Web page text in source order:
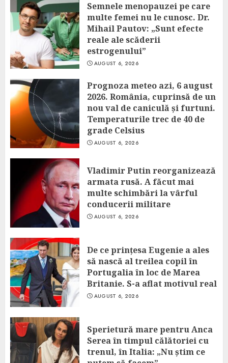
Semnele menopauzei pe care
multe femei nu le cunosc. Dr.
Mihail Pautov: „Sunt efecte
reale ale scăderii
estrogenului”
AUGUST 6, 2026
Prognoza meteo azi, 6 august
2026. România, cuprinsă de un
nou val de caniculă și furtuni.
Temperaturile trec de 40 de
grade Celsius
AUGUST 6, 2026
Vladimir Putin reorganizează
armata rusă. A făcut mai
multe schimbări la vârful
conducerii militare
AUGUST 6, 2026
De ce prințesa Eugenie a ales
să nască al treilea copil în
Portugalia în loc de Marea
Britanie. S-a aflat motivul real
AUGUST 6, 2026
Sperietură mare pentru Anca
Serea în timpul călătoriei cu
trenul, în Italia: „Nu știm ce